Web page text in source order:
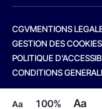
Aa 100% Aa
CGVMENTIONS
GESTION DES COOKIES
POLITIQUE
CONDITIONS